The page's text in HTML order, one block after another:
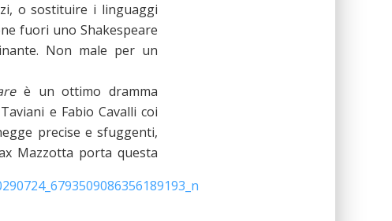
o sostituire i linguaggi
fuori uno Shakespeare
Non male per un
è un ottimo dramma
e Fabio Cavalli coi
precise e sfuggenti,
Mazzotta porta questa